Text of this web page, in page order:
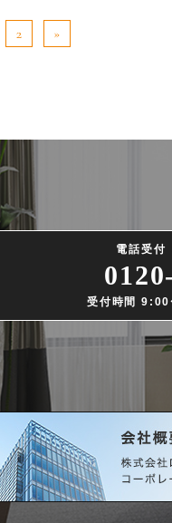
2 »
電話受付
受付時間 9:00